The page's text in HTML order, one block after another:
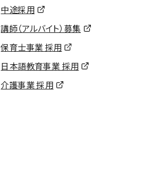
中途採用
講師（アルバイト）募集
保育士事業 採用
日本語教育事業 採用
介護事業 採用